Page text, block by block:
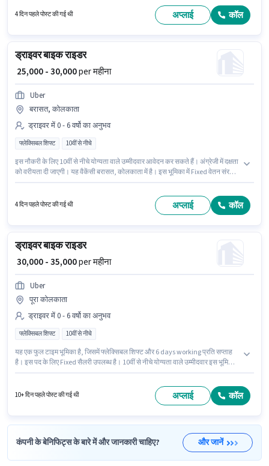
स्थित है।
4 दिन पहले पोस्ट की गई थी अप्लाई कॉल
ड्राइवर बाइक राइडर
₹ 25,000 - 30,000per महीना
Uber
बरासत, कोलकाता
ड्राइवर में 0 - 6 वर्षो का अनुभव
फ्लेक्सिबल शिफ्ट 10वीं से नीचे
इस नौकरी के लिए 10वीं से नीचे योग्यता वाले उम्मीदवार आवेदन कर सकते हैं। अंग्रेजी में दक्षता
को वरीयता दी जाएगी। यह वैकेंसी बरासत, कोलकाता में है। इस भूमिका में Fixed वेतन संरचना
है।
4 दिन पहले पोस्ट की गई थी अप्लाई कॉल
ड्राइवर बाइक राइडर
₹ 30,000 - 35,000per महीना
Uber
पूरा कोलकाता
ड्राइवर में 0 - 6 वर्षो का अनुभव
फ्लेक्सिबल शिफ्ट 10वीं से नीचे
यह एक फुल टाइम भूमिका है, जिसमें फ्लेक्सिबल शिफ्ट और 6 days working प्रति सप्ताह
है। इस पद के लिए Fixed सैलरी उपलब्ध है। 10वीं से नीचे योग्यता वाले उम्मीदवार इस भूमिका
कमा सकते हैं।
10+ दिन पहले पोस्ट की गई थी अप्लाई कॉल
कंपनी के बेनिफिट्स के बारे में और जानकारी चाहिए? और जानें